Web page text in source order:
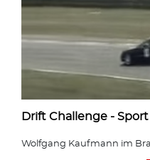
Drift Challenge -
Wolfgang Kaufmann im